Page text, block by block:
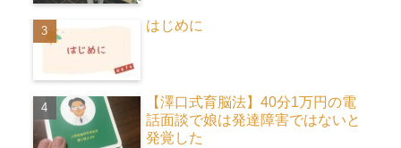
はじめに
【澤口式育脳法】40分1万円の電
話面談で娘は発達障害ではないと
発覚した